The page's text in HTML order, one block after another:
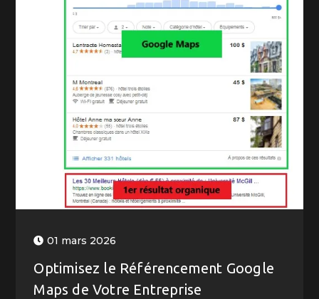
01 mars 2026
Optimisez le Référencement Google
Maps de Votre Entreprise